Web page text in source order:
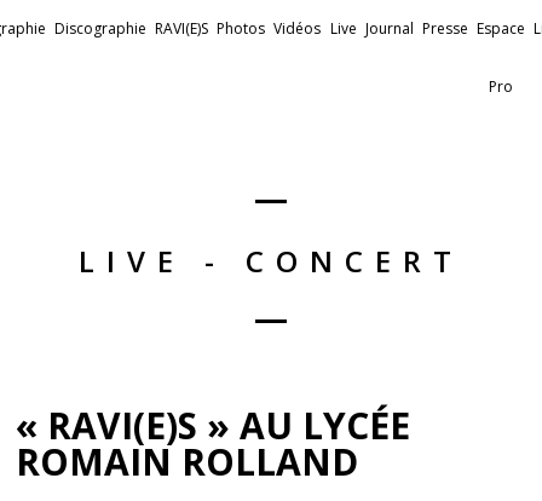
Discographie RAVI(E)S Photos Vidéos Live Journal Presse Espace
Pro
LIVE - CONCERT
« RAVI(E)S » AU LYCÉE
ROMAIN ROLLAND